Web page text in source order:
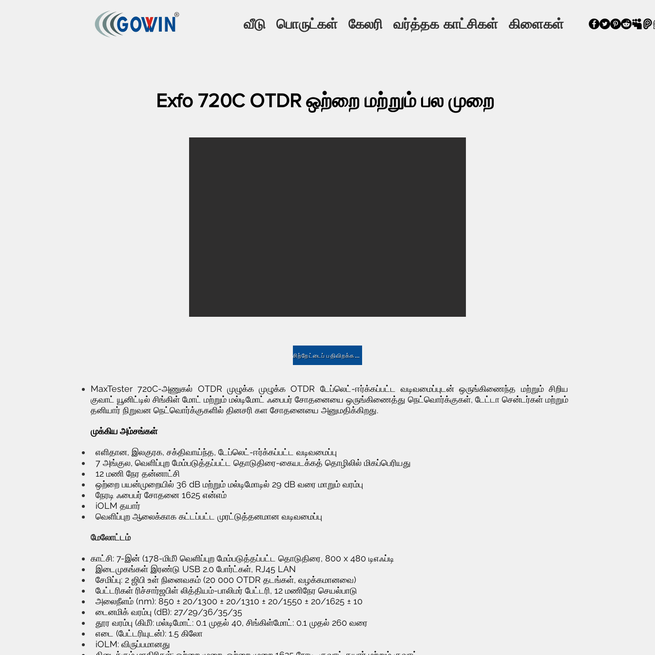
வீடு பொருட்கள் கேலரி வர்த்தக காட்சிகள் கிளைகள்
Exfo 720C OTDR ஒற்றை மற்றும் பல முறை
MaxTester 720C-அணுகல் OTDR முழுக்க முழுக்க OTDR டேப்லெட்-ஈர்க்கப்பட்ட வடிவமைப்புடன் ஒருங்கிணைந்த மற்றும் சிறிய
குவாட் யூனிட்டில் சிங்கிள் மோட் மற்றும் மல்டிமோட் ஃபைபர் சோதனையை ஒருங்கிணைத்து நெட்வொர்க்குகள், டேட்டா சென்டர்கள் மற்றும்
தனியார் நிறுவன நெட்வொர்க்குகளில் தினசரி கள சோதனையை அனுமதிக்கிறது.
முக்கிய அம்சங்கள்
எளிதான, இலகுரக, சக்திவாய்ந்த, டேப்லெட்-ஈர்க்கப்பட்ட வடிவமைப்பு
7 அங்குல, வெளிப்புற மேம்படுத்தப்பட்ட தொடுதிரை-கையடக்கத் தொழிலில் மிகப்பெரியது
12 மணி நேர தன்னாட்சி
ஒற்றை பயன்முறையில் 36 dB மற்றும் மல்டிமோடில் 29 dB வரை மாறும் வரம்பு
நேரடி ஃபைபர் சோதனை 1625 என்எம்
iOLM தயார்
வெளிப்புற ஆலைக்காக கட்டப்பட்ட முரட்டுத்தனமான வடிவமைப்பு
மேலோட்டம்
காட்சி: 7-இன் (178-மிமீ) வெளிப்புற மேம்படுத்தப்பட்ட தொடுதிரை, 800 x 480 டிஎஃப்டி
இடைமுகங்கள் இரண்டு USB 2.0 போர்ட்கள், RJ45 LAN
சேமிப்பு: 2 ஜிபி உள் நினைவகம் (20 000 OTDR தடங்கள், வழக்கமானவை)
பேட்டரிகள் ரிச்சார்ஜபிள் லித்தியம்-பாலிமர் பேட்டரி, 12 மணிநேர செயல்பாடு
அலைநீளம் (nm): 850 ± 20/1300 ± 20/1310 ± 20/1550 ± 20/1625 ± 10
டைனமிக் வரம்பு (dB): 27/29/36/35/35
தூர வரம்பு (கிமீ): மல்டிமோட்: 0.1 முதல் 40, சிங்கிள்மோட்: 0.1 முதல் 260 வரை
எடை (பேட்டரியுடன்): 1.5 கிலோ
iOLM: விருப்பமானது